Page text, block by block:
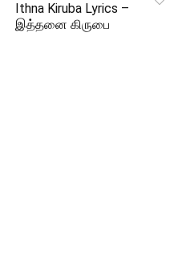
Ithna Kiruba Lyrics –
இத்தனை கிருபை